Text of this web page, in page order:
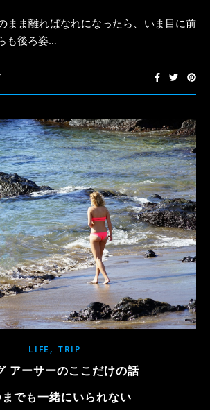
も後ろ姿…
LIFE , TRIP
アーサーのここだけの話
までも一緒にいられない